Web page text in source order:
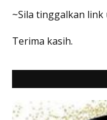
~Sila tinggalkan link
Terima kasih.